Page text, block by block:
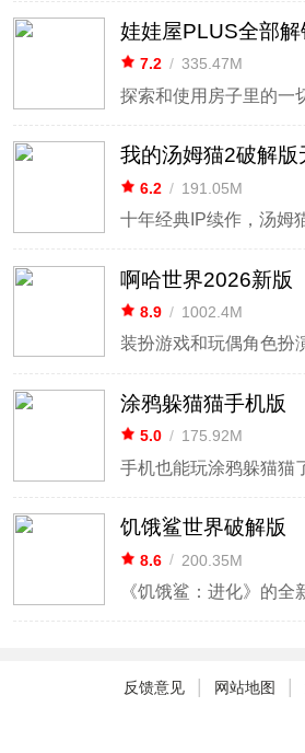
娃娃屋PLUS全部解
7.2 / 335.47M
探索和使用房子里的一
我的汤姆猫2破解版
6.2 / 191.05M
十年经典IP续作，汤姆
啊哈世界2026新版
8.9 / 1002.4M
装扮游戏和玩偶角色扮
涂鸦躲猫猫手机版
5.0 / 175.92M
手机也能玩涂鸦躲猫猫
饥饿鲨世界破解版
8.6 / 200.35M
《饥饿鲨：进化》的全
反馈意见 | 网站地图 |